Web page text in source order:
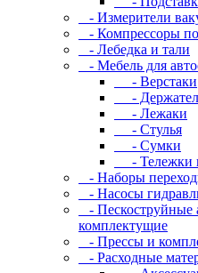
- Измерители
- Компрессоры
- Лебедка и тали
- Мебель для
- Верстаки
-
- Лежаки
- Стулья
- Сумки
- Тележки
- Наборы
- Насосы
- Пескоструйные
комплектущие
- Прессы и
- Расходные